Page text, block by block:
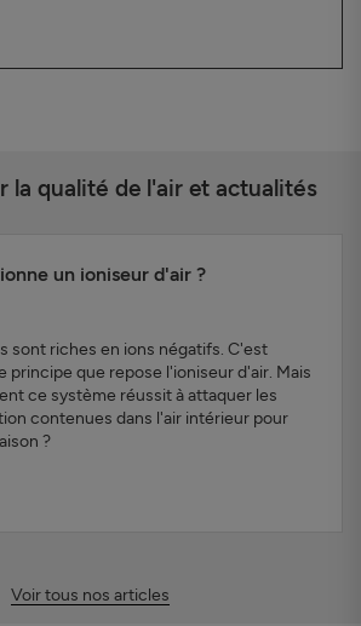
la qualité de l'air et actualités
un ioniseur d'air ?
sont riches en ions négatifs. C'est
principe que repose l'ioniseur d'air. Mais
ce système réussit à attaquer les
contenues dans l'air intérieur pour
?
Voir tous nos articles